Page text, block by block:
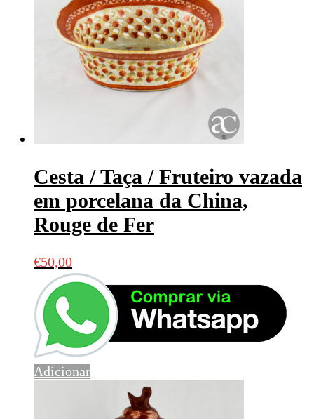
Cesta / Taça / Fruteiro vazada
em porcelana da China,
Rouge de Fer
€50,00
Adicionar